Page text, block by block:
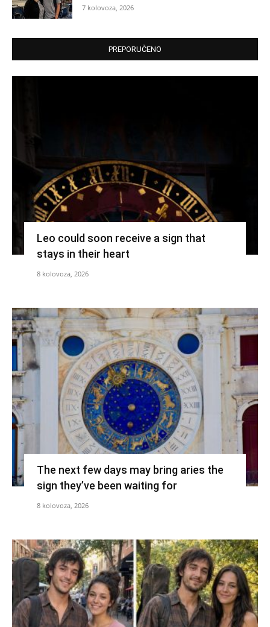
7 kolovoza, 2026
PREPORUČENO
Leo could soon receive a sign that
stays in their heart
8 kolovoza, 2026
The next few days may bring aries the
sign they’ve been waiting for
8 kolovoza, 2026